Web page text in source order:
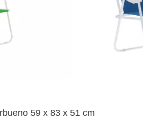
59 x 83 x 51 cm